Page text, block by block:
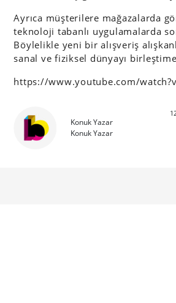
Ayrıca müşterilere mağazalarda
teknoloji tabanlı uygulamalarda
Böylelikle yeni bir alışveriş
sanal ve fiziksel dünyayı
https://www.youtube.com/
Konuk Yazar
Konuk Yazar